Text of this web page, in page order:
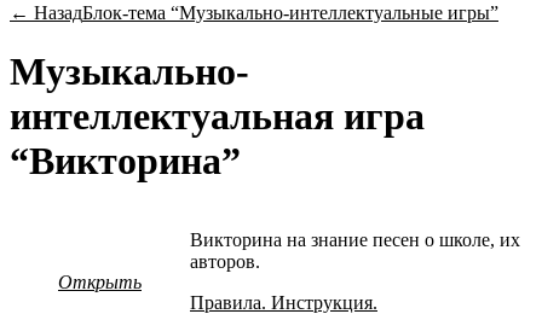
← НазадБлок-тема “Музыкально-интеллектуальные игры”
Музыкально-
интеллектуальная игра
“Викторина”
Открыть
Викторина на знание песен о школе, их
авторов.
Правила. Инструкция.